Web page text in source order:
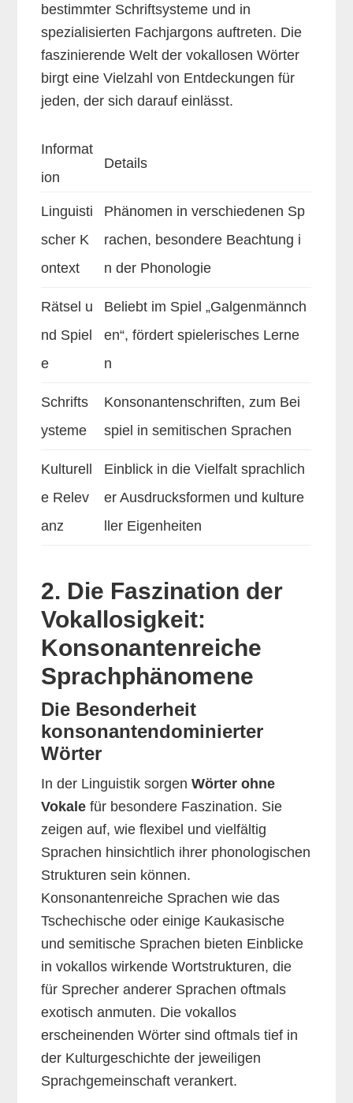
bestimmter Schriftsysteme und in
spezialisierten Fachjargons auftreten. Die
faszinierende Welt der vokallosen Wörter
birgt eine Vielzahl von Entdeckungen für
jeden, der sich darauf einlässt.
Informat
ion
Details
Linguisti
scher K
ontext
Phänomen in verschiedenen Sp
rachen, besondere Beachtung i
n der Phonologie
Rätsel u
nd Spiel
e
Beliebt im Spiel „Galgenmännch
en“, fördert spielerisches Lerne
n
Schrifts
ysteme
Konsonantenschriften, zum Bei
spiel in semitischen Sprachen
Kulturell
e Relev
anz
Einblick in die Vielfalt sprachlich
er Ausdrucksformen und kulture
ller Eigenheiten
2. Die Faszination der
Vokallosigkeit:
Konsonantenreiche
Sprachphänomene
Die Besonderheit
konsonantendominierter
Wörter
In der Linguistik sorgenWörter ohne
Vokale für besondere Faszination. Sie
zeigen auf, wie flexibel und vielfältig
Sprachen hinsichtlich ihrer phonologischen
Strukturen sein können.
Konsonantenreiche Sprachen wie das
Tschechische oder einige Kaukasische
und semitische Sprachen bieten Einblicke
in vokallos wirkende Wortstrukturen, die
für Sprecher anderer Sprachen oftmals
exotisch anmuten. Die vokallos
erscheinenden Wörter sind oftmals tief in
der Kulturgeschichte der jeweiligen
Sprachgemeinschaft verankert.